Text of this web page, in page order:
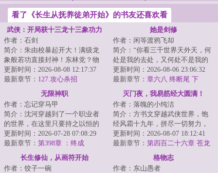
看了《长生从抚养徒弟开始》的书友还喜欢看
武侠：开局获十三龙十三象功力
作者：石剑
简介：朱由校暴起开大！满级龙
象般若功直接封神！东林党？物
理超度！魏忠贤？连窝端！八旗
入关？追着打到...
更新时间：2026-08-08 12:17:37
最新章节： 127.攻心杀招
她是剑修
作者：闲等渡鸦飞却
简介：“你看三千世界天外天，何
处是我的去处，又何处不是我的
去处？”不问情爱妄念，不求超脱
长生，赵莼...
更新时间：2026-08-06 23:06:32
最新章节： 章六八 终断尾 下
无限神职
作者：忘记穿马甲
简介：沈河穿越到了一个职业者
的世界，在这里只要持之以恒的
做某件事情，就可以生成相关的
职业，获得各种...
更新时间：2026-07-28 07:08:29
最新章节： 第398章 ：终成
灭门夜，我易筋经大圆满！
作者：落魄的小纯洁
简介：方书文穿越武侠世界，饱
经风霜十九年，拼尽一切努力，
却无缘武功大成，只能成为周家
的一个小小护院...
更新时间：2026-08-07 18:12:41
最新章节： 第四百二十六章 苍龙
长生修仙，从画符开始
作者：饺子一碗
格物志
作者：东山愚者